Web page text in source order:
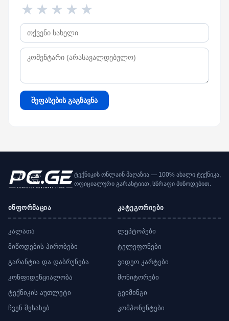
★
★
★
★
★
შეფასების გაგზავნა
ტექნიკის ონლაინ მაღაზია — 100% ახალი ტექნიკა,
ოფიციალური გარანტიით, სწრაფი მიწოდებით.
ინფორმაცია
კალათა
მიწოდების პირობები
გარანტია და დაბრუნება
კონფიდენციალობა
ტექნიკის აუთლეტი
ჩვენ შესახებ
კატეგორიები
ლეპტოპები
ტელეფონები
ვიდეო კარტები
მონიტორები
გეიმინგი
კომპონენტები